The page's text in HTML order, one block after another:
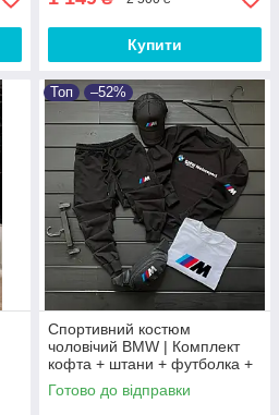
Купити
Топ –52%
Спортивний костюм
чоловічий BMW | Комплект
кофта + штани + футболка +
кепка + бананка БМВ
Готово до відправки